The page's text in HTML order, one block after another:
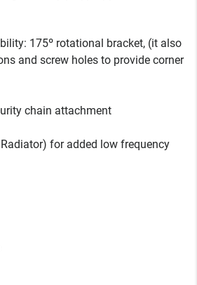
175º rotational bracket, (it also
and screw holes to provide corner
chain attachment
Radiator) for added low frequency